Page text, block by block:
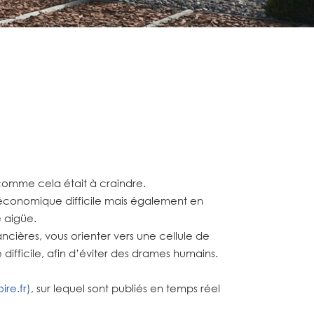
cela était à craindre.
difficile mais également en
aigüe.
vous orienter vers une cellule de
afin d’éviter des drames humains.
, sur lequel sont publiés en temps réel